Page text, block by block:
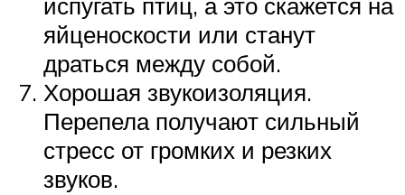
яйценоскости или станут
драться между собой.
Хорошая звукоизоляция.
Перепела получают сильный
стресс от громких и резких
звуков.